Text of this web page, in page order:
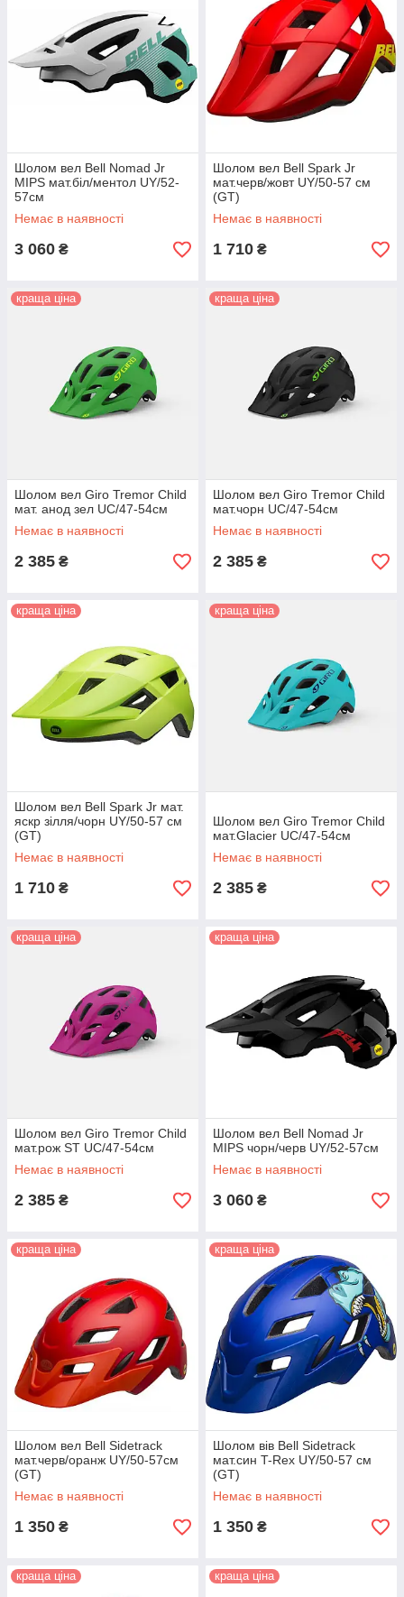
Шолом вел Bell Nomad Jr
MIPS мат.біл/ментол UY/52-
57см
Немає в наявності
3 060 ₴
Шолом вел Bell Spark Jr
мат.черв/жовт UY/50-57 см
(GT)
Немає в наявності
1 710 ₴
краща ціна
Шолом вел Giro Tremor Child
мат. анод зел UC/47-54см
Немає в наявності
2 385 ₴
краща ціна
Шолом вел Giro Tremor Child
мат.чорн UC/47-54см
Немає в наявності
2 385 ₴
краща ціна
Шолом вел Bell Spark Jr мат.
яскр зілля/чорн UY/50-57 см
(GT)
Немає в наявності
1 710 ₴
краща ціна
Шолом вел Giro Tremor Child
мат.Glacier UC/47-54см
Немає в наявності
2 385 ₴
краща ціна
Шолом вел Giro Tremor Child
мат.рож ST UC/47-54см
Немає в наявності
2 385 ₴
краща ціна
Шолом вел Bell Nomad Jr
MIPS чорн/черв UY/52-57см
Немає в наявності
3 060 ₴
краща ціна
Шолом вел Bell Sidetrack
мат.черв/оранж UY/50-57см
(GT)
Немає в наявності
1 350 ₴
краща ціна
Шолом вів Bell Sidetrack
мат.син T-Rex UY/50-57 см
(GT)
Немає в наявності
1 350 ₴
краща ціна краща ціна